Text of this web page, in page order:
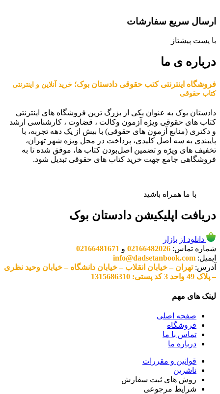
ارسال سریع سفارشات
با پست پیشتاز
درباره ی ما
فروشگاه اینترنتی کتب حقوقی دادستان بوک؛ خرید آنلاین و اینترنتی
کتاب حقوقی
دادستان بوک به عنوان یکی از بزرگ ترین فروشگاه های اینترنتی
کتاب های حقوقی ویژه آزمون وکالت ، قضاوت ، کارشناسی ارشد
و دکتری (منابع آزمون های حقوقی) با بیش از یک دهه تجربه، با
پایبندی به سه اصل کلیدی، پرداخت در محل ویژه شهر تهران،
تخفیف های ویژه و تضمین اصل‌بودن کتاب ها، موفق شده تا به
فروشگاهی جامع جهت خرید کتاب های حقوقی تبدیل شود.
با ما همراه باشید
دریافت اپلیکیشن دادستان بوک
دانلود از بازار
شماره تماس: 02166482026 و 02166481671
ایمیل: info@dadsetanbook.com
آدرس:تهران – خیابان انقلاب – خیابان دانشگاه – خیابان وحید نظری
– پلاک 49 واحد 3 کد پستی: 1315686310
لینک های مهم
صفحه اصلی
فروشگاه
تماس با ما
درباره ما
قوانین و مقررات
ناشرین
روش های ثبت سفارش
شرایط مرجوعی